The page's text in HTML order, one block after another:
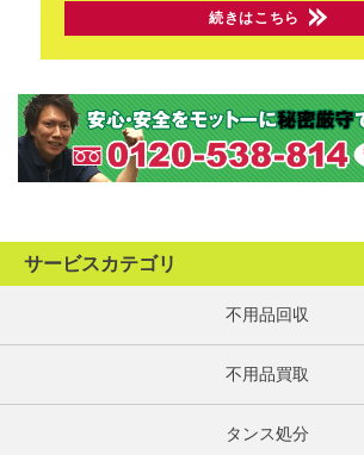
続きはこちら
サービスカテゴリ
不用品回収
不用品買取
タンス処分